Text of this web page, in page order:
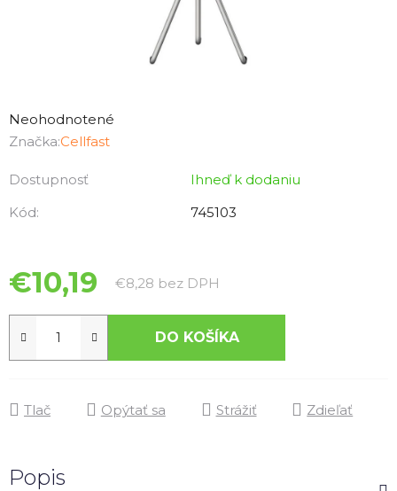
hodnotenie
produktu
0,0
z
Neohodnotené
Značka:Cellfast
Dostupnosť
Ihneď k dodaniu
Kód:
745103
€10,19 €8,28 bez DPH
DO KOŠÍKA
Tlač Opýtať sa Strážiť Zdieľať
Popis